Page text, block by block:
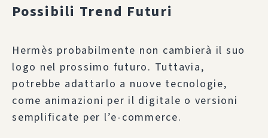
Possibili Trend Futuri
Hermès probabilmente non cambierà il suo
logo nel prossimo futuro. Tuttavia,
potrebbe adattarlo a nuove tecnologie,
come animazioni per il digitale o versioni
semplificate per l’e-commerce.